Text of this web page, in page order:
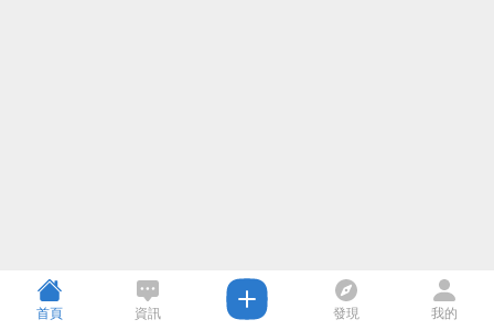
首頁 資訊 發現 我的